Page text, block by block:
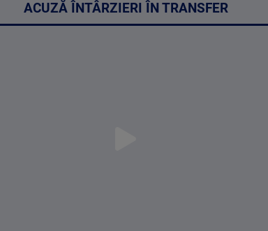
ACUZĂ ÎNTÂRZIERI ÎN TRANSFER